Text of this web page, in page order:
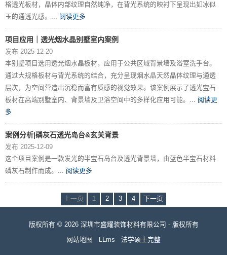
格透光板材，晶体内部纹理自然纯净，在背光系统的映衬下呈现出如冰似
玉的通透光感。... 阅读更多
项目应用｜透光烟水晶别墅室内案例
发布 2025-12-20
本别墅项目选用透光烟水晶板材，应用于公共区域背景墙及浴室洗手台。
通过大规格板材与背光系统的结合，充分呈现烟水晶天然晶体纹理与通透
层次，为空间营造出沉稳而富有质感的视觉效果。该案例展示了透光宝石
板材在高端别墅室内、背景墙及卫浴空间中的多样化应用可能。... 阅读更
多
案例分析|磷灰石透光岛台&玄关背景
发布 2025-12-09
这个项目案例是一款发光的半宝石岛台及透光背景墙，由蓝色半宝石材料
磷灰石制作而成。... 阅读更多
上一页 1 2 3 4 下一页
版权所有 © 2026 深圳市盛耀装饰材料有限公司 - 版权所有
网站地图
LLms 法学硕士完整